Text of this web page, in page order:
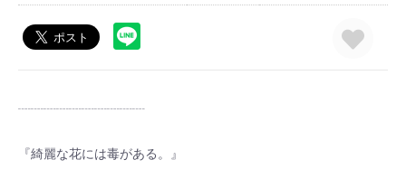
┈┈┈┈┈┈┈┈┈┈
『綺麗な花には毒がある。』